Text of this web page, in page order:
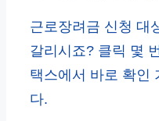
근로장려금 신청 대
갈리시죠? 클릭 몇
택스에서 바로 확인
다.